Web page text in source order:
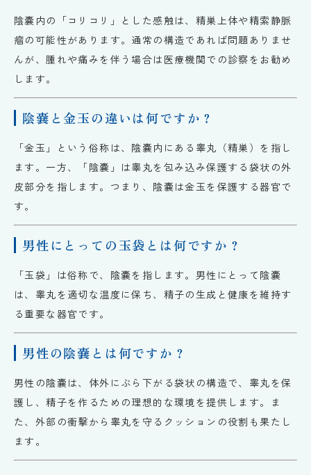
陰嚢内の「コリコリ」とした感触は、精巣上体や精索静脈
瘤の可能性があります。通常の構造であれば問題ありませ
んが、腫れや痛みを伴う場合は医療機関での診察をお勧め
します。
陰嚢と金玉の違いは何ですか？
「金玉」という俗称は、陰嚢内にある睾丸（精巣）を指し
ます。一方、「陰嚢」は睾丸を包み込み保護する袋状の外
皮部分を指します。つまり、陰嚢は金玉を保護する器官で
す。
男性にとっての玉袋とは何ですか？
「玉袋」は俗称で、陰嚢を指します。男性にとって陰嚢
は、睾丸を適切な温度に保ち、精子の生成と健康を維持す
る重要な器官です。
男性の陰嚢とは何ですか？
男性の陰嚢は、体外にぶら下がる袋状の構造で、睾丸を保
護し、精子を作るための理想的な環境を提供します。ま
た、外部の衝撃から睾丸を守るクッションの役割も果たし
ます。